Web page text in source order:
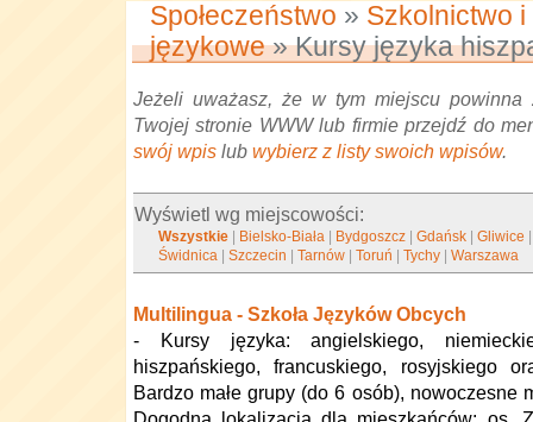
Społeczeństwo » Szkolnictwo
językowe» Kursy języka
Jeżeli uważasz, że w tym miejscu powinna
Twojej stronie WWW lub firmie przejdź do
swój wpis lub wybierz z listy swoich wpisów.
Wyświetl wg miejscowości:
Wszystkie Bielsko-Biała Bydgoszcz |Gdańsk |Gliwice
Świdnica |Szczecin |Tarnów |Toruń |Tychy |Warszawa
Multilingua - Szkoła Języków Obcych
- Kursy języka: angielskiego,
hiszpańskiego, francuskiego, rosyjskiego
Bardzo małe grupy (do 6 osób), nowoczesne